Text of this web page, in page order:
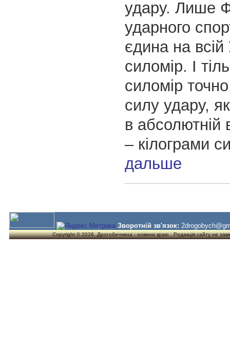
удару. Лише
ударного
єдина на всій
силомір. І
силомір
силу удару,
в абсолютній
– кілограми
дальше
Зворотній зв'язок:
Copyright © 2026. Дрогобиччина - новини краю . Редакція сайту не